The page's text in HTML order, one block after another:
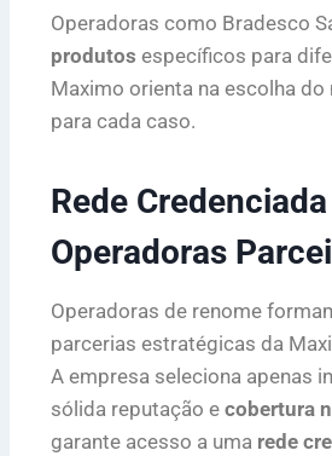
Operadoras como Bradesco
produtos específicos para
Maximo orienta na escolha do
para cada caso.
Rede
Operadoras
Operadoras de renome
parcerias estratégicas da
A empresa seleciona apenas
sólida reputação e cobertura
garante acesso a uma rede